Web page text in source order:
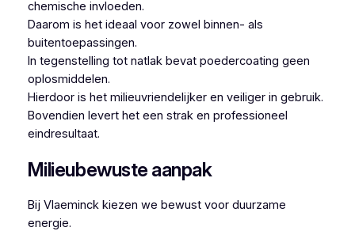
chemische invloeden.
Daarom is het ideaal voor zowel binnen- als
buitentoepassingen.
In tegenstelling tot natlak bevat poedercoating geen
oplosmiddelen.
Hierdoor is het milieuvriendelijker en veiliger in gebruik.
Bovendien levert het een strak en professioneel
eindresultaat.
Milieubewuste aanpak
Bij Vlaeminck kiezen we bewust voor duurzame
energie.